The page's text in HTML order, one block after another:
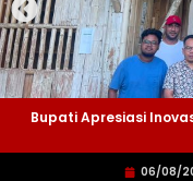
Bupati Apresiasi
06/08/